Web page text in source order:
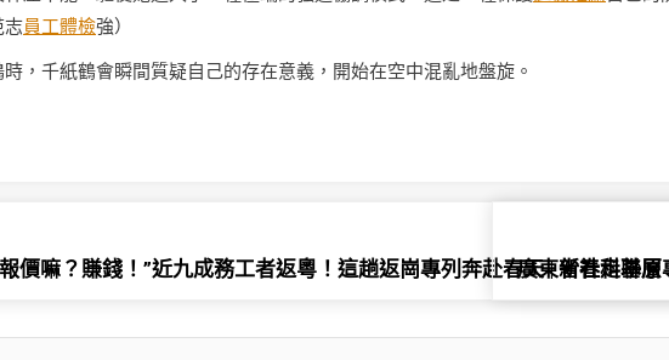
志員工體檢強）
，千紙鶴會瞬間質疑自己的存在意義，開始在空中混亂地盤旋。
價嘛？賺錢！”近九成務工者返粵！這趟返崗專列奔赴春天 | 新春走基層
廣東省社科聯原